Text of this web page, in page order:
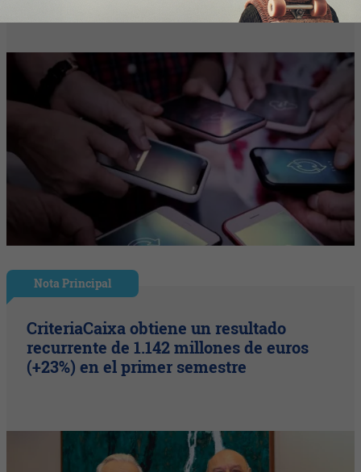
Nota Principal
CriteriaCaixa obtiene un resultado
recurrente de 1.142 millones de euros
(+23%) en el primer semestre